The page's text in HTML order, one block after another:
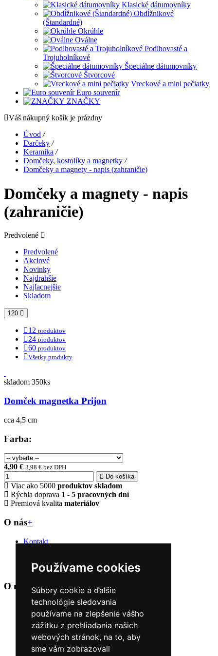
Používame cookies
Súbory cookie a ďalšie
technológie sledovania
používame na zlepšenie vášho
zážitku z prehliadania našich
webových stránok, na to, aby
sme vám zobrazovali
Klasické dátumovníky
Obdĺžnikové
(Štandardné)
Okrúhle
Oválne
Podlhovasté a
Trojuholníkové
Špeciálne dátumovníky
Štvorcové
Vreckové a mini pečiatky
Euro souvenír
ZNAČKY
Váš nákupný košík je prázdny
Úvod /
Darčeky /
Keramika /
Domčeky, kostolíky a magnetky /
Domčeky a magnety - napis (zahraničie)
Domčeky a magnety - napis
(zahraničie)
Predvolené
Predvolené
Akciové
Novinky
Najdrahšie
Najlacnejšie
Skladom
120
12 produktov
24 produktov
60 produktov
Všetky produkty
skladom 350ks
Domček magnetka Prijon
cca 4,5 cm
Farba:
4,90 € 3,98 € bez DPH
Do košíka
Viac ako 5000 produktov skladom
Rýchla doprava 1 - 5 pracovných dní
Premiová kvalita materiálov
O nás+
Kontakt
Úvod
O nákupe+
Obchodné podmienky
Reklamačné podmienky
Možnosti dopravy a platby
Nákup na splátky cez Quatro
Odstúpiť od zmluvy TU